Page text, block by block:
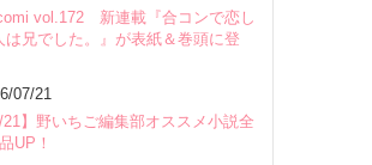
vol.172 新連載『合コンで恋し
は兄でした。』が表紙＆巻頭に登
07/21
21】野いちご編集部オススメ小説全
UP！